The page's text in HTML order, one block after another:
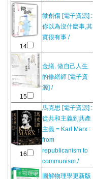
14
微創傷 [電子資源] :
你以為沒什麼事,其
實很有事 /
15
金繕, 做自己人生
的修繕師 [電子資
源] /
16
馬克思 [電子資源] :
從共和主義到共產
主義 = Karl Marx :
from
republicanism to
communism /
圖解物理學更新版